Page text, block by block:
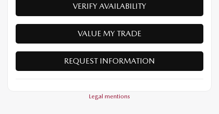
VERIFY AVAILABILITY
VALUE MY TRADE
REQUEST INFORMATION
Legal mentions